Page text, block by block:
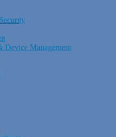
Device Management